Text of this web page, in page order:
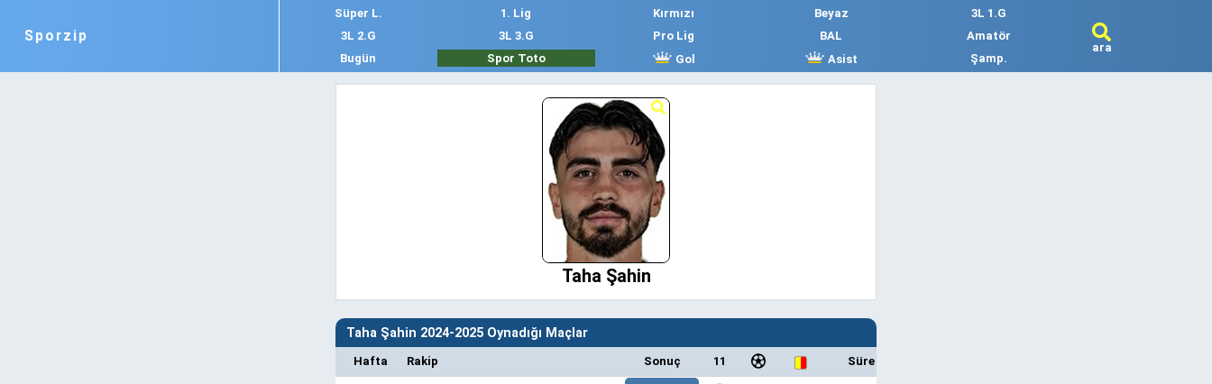
Sporzip
Süper L. 1. Lig Kırmızı Beyaz
3L 1.G
3L 2.G
3L 3.G Pro Lig BAL
Amatör
Bugün
Spor Toto Gol Asist Şamp.
ara
Taha Şahin
Taha Şahin 2024-2025 Oynadığı Maçlar
Hafta Rakip Sonuç 11 Süre